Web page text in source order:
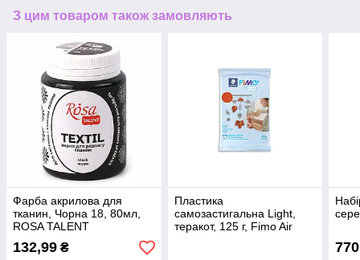
З цим товаром також замовляють
Фарба акрилова для
тканин, Чорна 18, 80мл,
ROSA TALENT
132,99 ₴
Пластика
самозастигальна Light,
теракот, 125 г, Fimo Air